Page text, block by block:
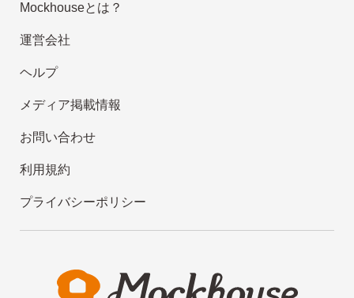
Mockhouseとは？
運営会社
ヘルプ
メディア掲載情報
お問い合わせ
利用規約
プライバシーポリシー